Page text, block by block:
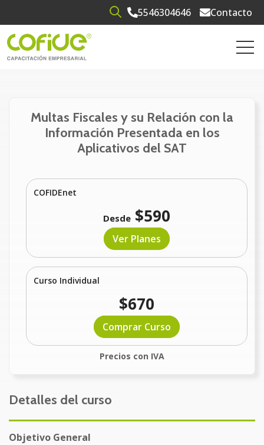
Open search5546304646 Contacto
Multas Fiscales y su Relación con la
Información Presentada en los
Aplicativos del SAT
Curso Individual
$670
Comprar Curso
COFIDEnet
Desde$590
Ver Planes
Precios con IVA
Detalles del curso
Objetivo General